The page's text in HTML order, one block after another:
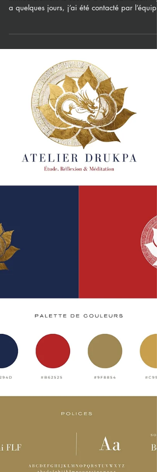
C’est le genre de brief qui donne
représente les talents de demain. Leur
? Créer une vitrine digitale à la hauteur de
ambition : un site internet résolument
dynamique, moderne et profondément
Premium.